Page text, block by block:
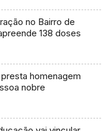
no Bairro de
138 doses
homenagem
nobre